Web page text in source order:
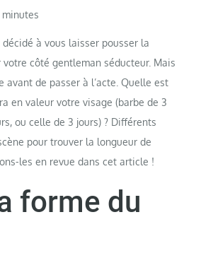
minutes
à vous laisser pousser la
côté gentleman séducteur. Mais
avant de passer à l’acte. Quelle est
en valeur votre visage (barbe de 3
ou celle de 3 jours) ? Différents
pour trouver la longueur de
les en revue dans cet article !
forme du